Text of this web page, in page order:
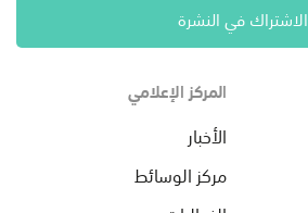
الاشتراك في النشرة
المركز الإعلامي
الأخبار
مركز الوسائط